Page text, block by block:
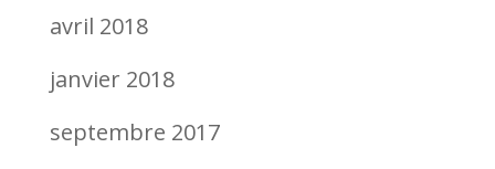
avril 2018
janvier 2018
septembre 2017